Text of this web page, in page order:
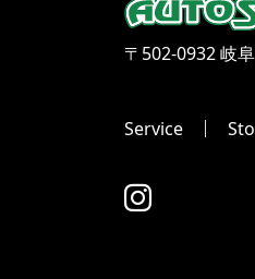
〒502-0932 岐
Service